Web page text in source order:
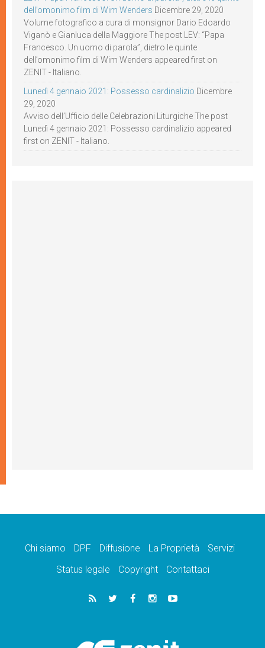
dell’omonimo film di Wim Wenders Dicembre 29, 2020
Volume fotografico a cura di monsignor Dario Edoardo
Viganò e Gianluca della Maggiore The post LEV: “Papa
Francesco. Un uomo di parola”, dietro le quinte
dell’omonimo film di Wim Wenders appeared first on
ZENIT - Italiano.
Lunedì 4 gennaio 2021: Possesso cardinalizio Dicembre
29, 2020
Avviso dell’Ufficio delle Celebrazioni Liturgiche The post
Lunedì 4 gennaio 2021: Possesso cardinalizio appeared
first on ZENIT - Italiano.
Chi siamo DPF Diffusione La Proprietà
Servizi
Status legale
Copyright Contattaci